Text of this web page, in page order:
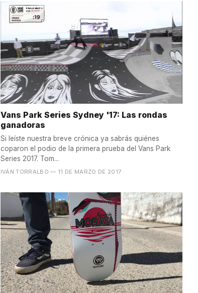
Vans Park Series Sydney '17: Las rondas
ganadoras
Si leíste nuestra breve crónica ya sabrás quiénes
coparon el podio de la primera prueba del Vans Park
Series 2017. Tom...
IVÁN TORRALBO — 11 DE MARZO DE 2017